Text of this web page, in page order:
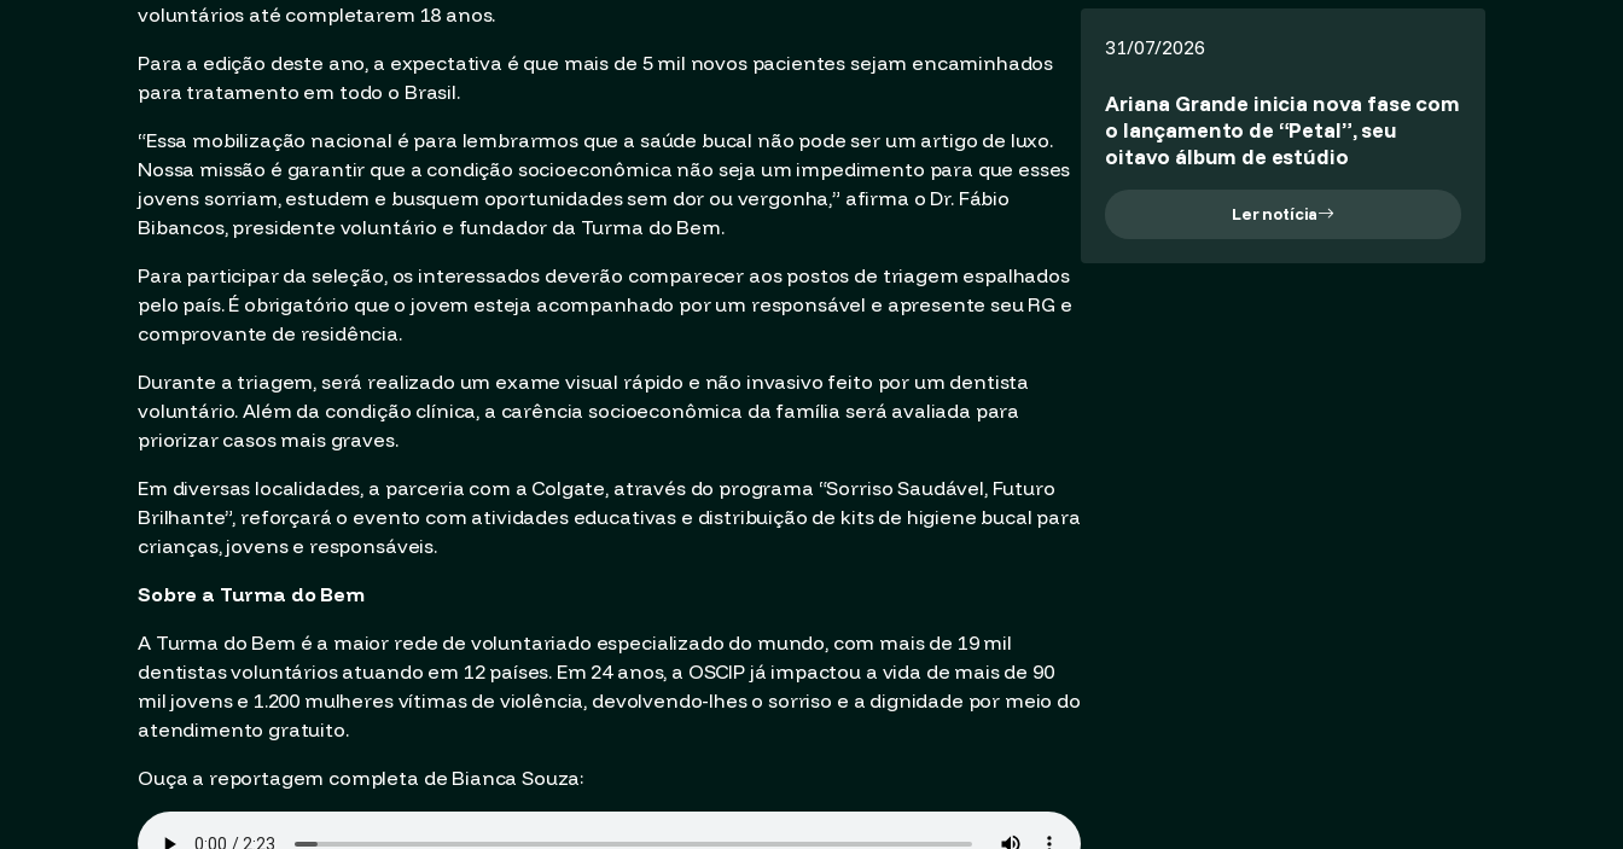
voluntários até completarem 18 anos.
Para a edição deste ano, a expectativa é que mais de 5 mil novos pacientes sejam encaminhados
para tratamento em todo o Brasil.
“Essa mobilização nacional é para lembrarmos que a saúde bucal não pode ser um artigo de luxo.
Nossa missão é garantir que a condição socioeconômica não seja um impedimento para que esses
jovens sorriam, estudem e busquem oportunidades sem dor ou vergonha,” afirma o Dr. Fábio
Bibancos, presidente voluntário e fundador da Turma do Bem.
Para participar da seleção, os interessados deverão comparecer aos postos de triagem espalhados
pelo país. É obrigatório que o jovem esteja acompanhado por um responsável e apresente seu RG e
comprovante de residência.
Durante a triagem, será realizado um exame visual rápido e não invasivo feito por um dentista
voluntário. Além da condição clínica, a carência socioeconômica da família será avaliada para
priorizar casos mais graves.
Em diversas localidades, a parceria com a Colgate, através do programa “Sorriso Saudável, Futuro
Brilhante”, reforçará o evento com atividades educativas e distribuição de kits de higiene bucal para
crianças, jovens e responsáveis.
Sobre a Turma do Bem
A Turma do Bem é a maior rede de voluntariado especializado do mundo, com mais de 19 mil
dentistas voluntários atuando em 12 países. Em 24 anos, a OSCIP já impactou a vida de mais de 90
mil jovens e 1.200 mulheres vítimas de violência, devolvendo-lhes o sorriso e a dignidade por meio do
atendimento gratuito.
Ouça a reportagem completa de Bianca Souza:
31/07/2026
Ariana Grande inicia nova fase com
o lançamento de “Petal”, seu
oitavo álbum de estúdio
Ler notícia